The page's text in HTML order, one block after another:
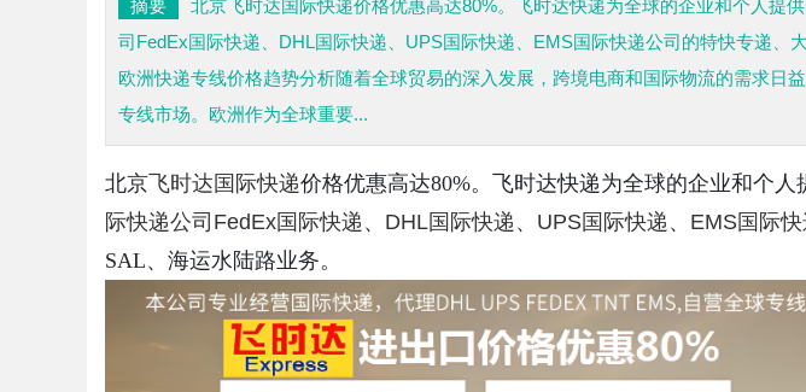
摘要
北京飞时达国际快递价格优惠高达80%。飞时达快递为全球的企业和个人提
司FedEx国际快递、DHL国际快递、UPS国际快递、EMS国际快递公司的特快专递、
欧洲快递专线价格趋势分析随着全球贸易的深入发展，跨境电商和国际物流的需求日
专线市场。欧洲作为全球重要...
北京 飞时达 国际快递价格优惠高达80%。飞时达快递为全球的企业和个
际快递公司 FedEx国际快递 、 DHL国际快递 、 UPS国际快递 、 EMS国际快
SAL、海运水陆路业务。